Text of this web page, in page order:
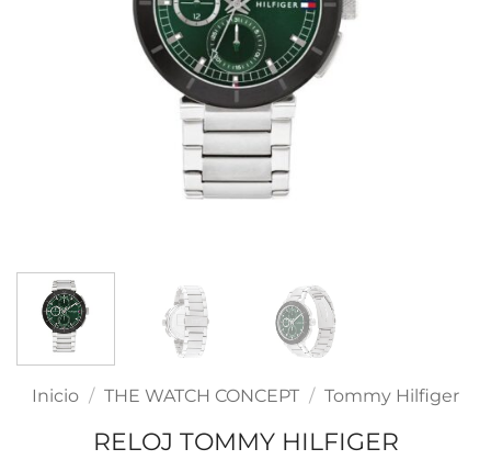
Inicio / THE WATCH CONCEPT / Tommy Hilfiger
RELOJ TOMMY HILFIGER